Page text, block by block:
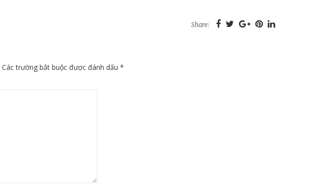
Share:
Các trường bắt buộc được đánh dấu *